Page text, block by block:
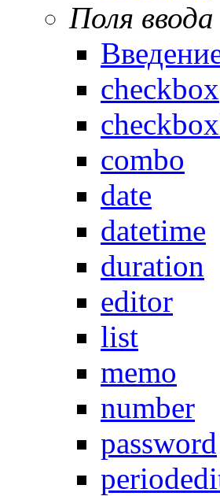
Поля ввода
checkbox
combo
date
datetime
duration
editor
list
memo
number
password